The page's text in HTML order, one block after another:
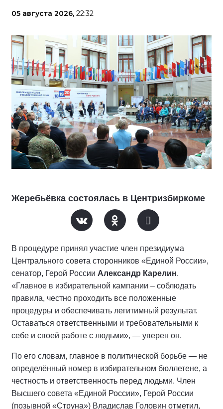
05 августа 2026, 22:32
Жеребьёвка состоялась в Центризбиркоме
В процедуре принял участие член президиума
Центрального совета сторонников «Единой России»,
сенатор, Герой России Александр Карелин.
«Главное в избирательной кампании – соблюдать
правила, честно проходить все положенные
процедуры и обеспечивать легитимный результат.
Оставаться ответственными и требовательными к
себе и своей работе с людьми», — уверен он.
По его словам, главное в политической борьбе — не
определённый номер в избирательном бюллетене, а
честность и ответственность перед людьми. Член
Высшего совета «Единой России», Герой России
(позывной «Струна») Владислав Головин отметил,